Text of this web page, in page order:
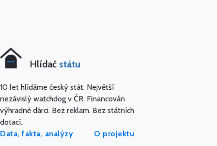
Hlídač státu
10 let hlídáme český stát. Největší
nezávislý watchdog v ČR. Financován
výhradně dárci. Bez reklam. Bez státních
dotací.
Data, fakta, analýzy
O projektu